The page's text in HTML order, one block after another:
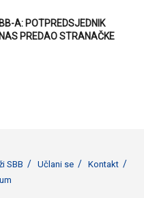
A: POTPREDSJEDNIK
PREDAO STRANAČKE
SBB Učlani se
Kontakt